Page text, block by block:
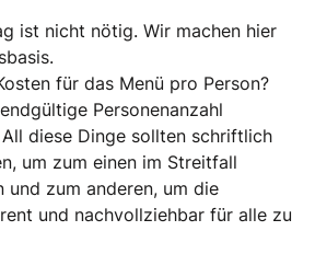
ist nicht nötig. Wir machen hier
für das Menü pro Person?
Personenanzahl
diese Dinge sollten schriftlich
um zum einen im Streitfall
und zum anderen, um die
und nachvollziehbar für alle zu